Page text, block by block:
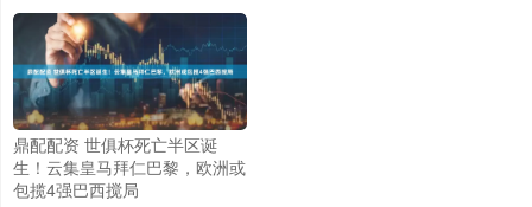
鼎配配资 世俱杯死亡半区诞
生！云集皇马拜仁巴黎，欧洲或
包揽4强巴西搅局